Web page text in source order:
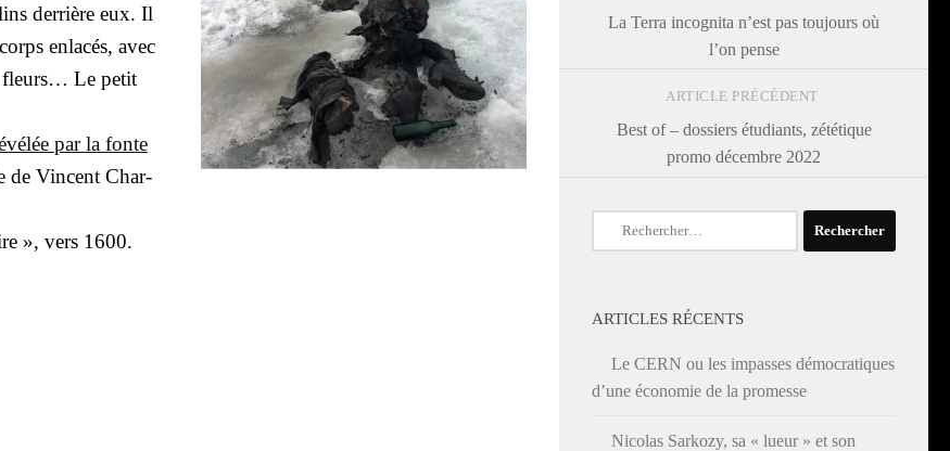
der­rière eux. Il
enla­cés, avec
fleurs… Le petit
par la fonte
de Vincent Char­
», vers 1600.
La Terra incognita n’est pas toujours où
l’on pense
ARTICLE PRÉCÉDENT
Best of – dossiers étudiants, zététique
promo décembre 2022
Rechercher :
ARTICLES RÉCENTS
Le CERN ou les impasses démocratiques
d’une économie de la promesse
Nicolas Sarkozy, sa « lueur » et son